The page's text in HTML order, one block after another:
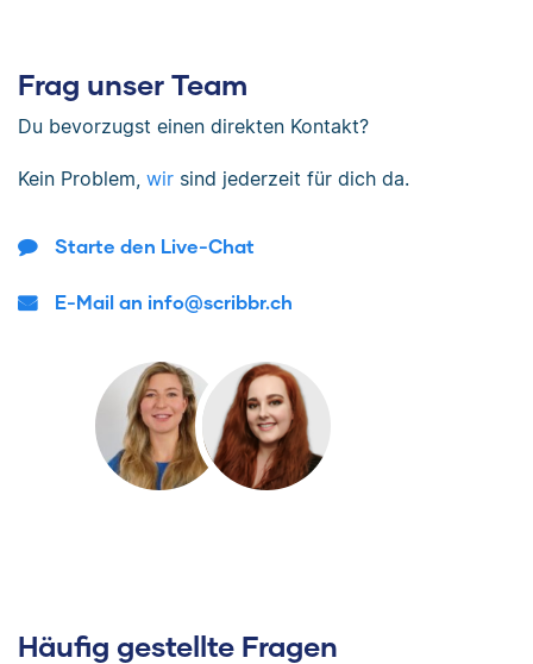
Frag unser Team
Du bevorzugst einen direkten Kontakt?
Kein Problem, wir sind jederzeit für dich da.
Starte den Live-Chat
E-Mail an info@scribbr.ch
Häufig gestellte Fragen